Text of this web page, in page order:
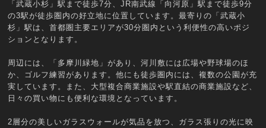
「武蔵小杉」駅まで徒歩7分、JR南武線「向河原」駅まで徒歩9分
の3駅が徒歩圏内の好立地に位置しています。最寄りの「武蔵小
杉」駅は、首都圏主要エリアが30分圏内という利便性の高いポジ
ションとなります。
周辺には、「多摩川緑地」があり、河川敷には広場や野球場のほ
か、ゴルフ練習があります。他にも徒歩圏内には、複数の公園が充
実しています。また、大型複合商業施設や駅直結の商業施設など、
日々の買い物にも便利な環境となっています。
2層分の美しいガラスウォールが気品を放つ、ガラス張りの光に映